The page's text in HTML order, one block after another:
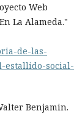
Web
La Alameda."
de-las-
estallido-social-
Benjamin.